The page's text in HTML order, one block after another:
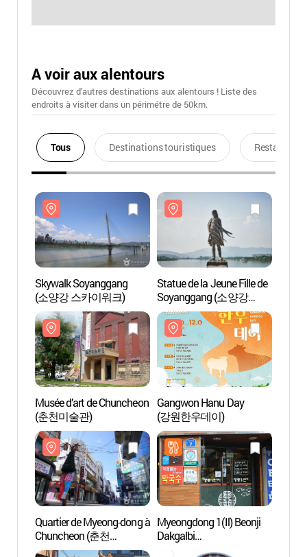
A voir aux alentours
Découvrez d'autres destinations aux alentours ! Liste des
endroits à visiter dans un périmétre de 50km.
Tous Destinations touristiques Restaurants
Skywalk Soyanggang
(소양강 스카이워크)
Statue de la Jeune Fille de
Soyanggang (소양강
처녀상)
Musée d’art de Chuncheon
(춘천미술관)
Gangwon Hanu Day
(강원한우데이)
Quartier de Myeong-dong à
Chuncheon (춘천
명동거리)
Myeongdong 1(Il) Beonji
Dakgalbi
(명동1번지닭갈비)